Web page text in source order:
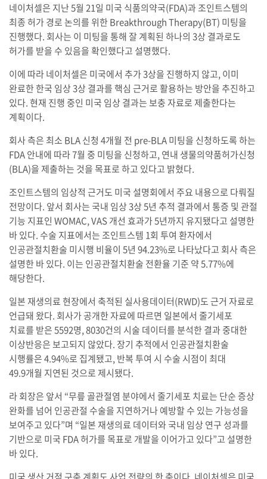
네이처셀은 지난 5월 21일 미국 식품의약국(FDA)과 조인트스템의
최종 허가 경로 논의를 위한 Breakthrough Therapy(BT) 미팅을
진행했다. 회사는 이 미팅을 통해 잘 계획된 하나의 3상 결과로도
허가를 받을 수 있음을 확인했다고 설명했다.
이에 따라 네이처셀은 미국에서 추가 3상을 진행하지 않고, 이미
완료한 한국 임상 3상 결과를 핵심 근거로 활용하는 방안을 추진하고
있다. 현재 진행 중인 미국 임상 결과는 보충 자료로 제출한다는
계획이다.
회사 측은 최소 BLA 신청 4개월 전 pre-BLA 미팅을 신청하도록 하는
FDA 안내에 따라 7월 중 미팅을 신청하고, 연내 생물의약품허가신청
(BLA)을 제출하는 것을 목표로 하고 있다고 밝혔다.
조인트스템의 임상적 근거도 미국 설명회에서 주요 내용으로 다뤄질
전망이다. 앞서 회사는 국내 임상 3상 5년 추적 결과에서 통증 및 관절
기능 지표인 WOMAC, VAS 개선 효과가 5년까지 유지됐다고 설명한
바 있다. 수술 지표에서는 조인트스템 1회 투여 환자에서
인공관절치환술 미시행 비율이 5년 94.23%로 나타났다고 회사 측은
설명한 바 있다. 이는 인공관절치환술 전환율 기준 약 5.77%에
해당한다.
일본 재생의료 현장에서 축적된 실사용데이터(RWD)도 근거 자료로
언급돼 왔다. 회사가 공개한 자료에 따르면 일본에서 줄기세포
치료를 받은 5592명, 8030건의 시술 데이터를 분석한 결과 중대한
이상반응은 보고되지 않았다. 장기 추적에서 인공관절치환술
시행률은 4.94%로 집계됐고, 반복 투여 시 수술 시점이 최대
49.9개월 지연된 것으로 제시됐다.
라 회장은 앞서 “무릎 골관절염 분야에서 줄기세포 치료는 단순 증상
완화를 넘어 인공관절 수술을 지연하거나 예방할 수 있는 가능성을
보여주고 있다”며 “일본 재생의료 데이터와 국내 임상 연구 성과를
기반으로 미국 FDA 허가를 목표로 개발을 이어가고 있다”고 설명한
바 있다.